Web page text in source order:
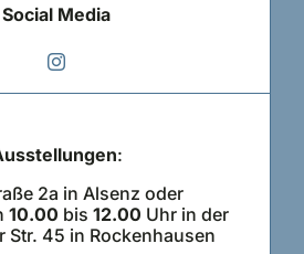
Social Media
:
2a in Alsenz oder
10.00 bis 12.00 Uhr in der
Str. 45 in Rockenhausen